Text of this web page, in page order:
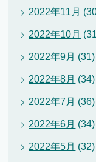
2022年11月
2022年10月
2022年9月 (31)
2022年8月 (34)
2022年7月 (36)
2022年6月 (34)
2022年5月 (32)